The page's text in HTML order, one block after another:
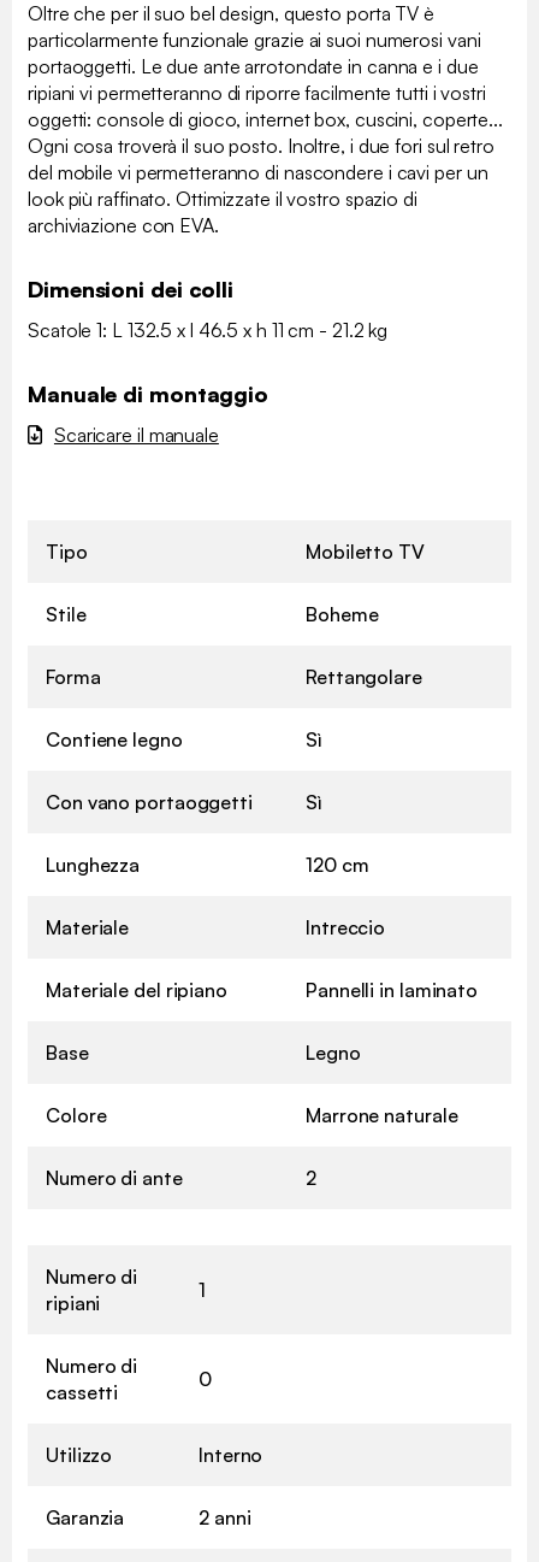
Oltre che per il suo bel design, questo porta TV è
particolarmente funzionale grazie ai suoi numerosi vani
portaoggetti. Le due ante arrotondate in canna e i due
ripiani vi permetteranno di riporre facilmente tutti i vostri
oggetti: console di gioco, internet box, cuscini, coperte...
Ogni cosa troverà il suo posto. Inoltre, i due fori sul retro
del mobile vi permetteranno di nascondere i cavi per un
look più raffinato. Ottimizzate il vostro spazio di
archiviazione con EVA.
Dimensioni dei colli
Scatole 1: L 132.5 x l 46.5 x h 11 cm - 21.2 kg
Manuale di montaggio
Scaricare il manuale
Tipo Mobiletto TV
Stile Boheme
Forma Rettangolare
Contiene legno Sì
Con vano portaoggetti Sì
Lunghezza 120 cm
Materiale Intreccio
Materiale del ripiano Pannelli in laminato
Base Legno
Colore Marrone naturale
Numero di ante 2
Numero di
ripiani
1
Numero di
cassetti
0
Utilizzo Interno
Garanzia 2 anni